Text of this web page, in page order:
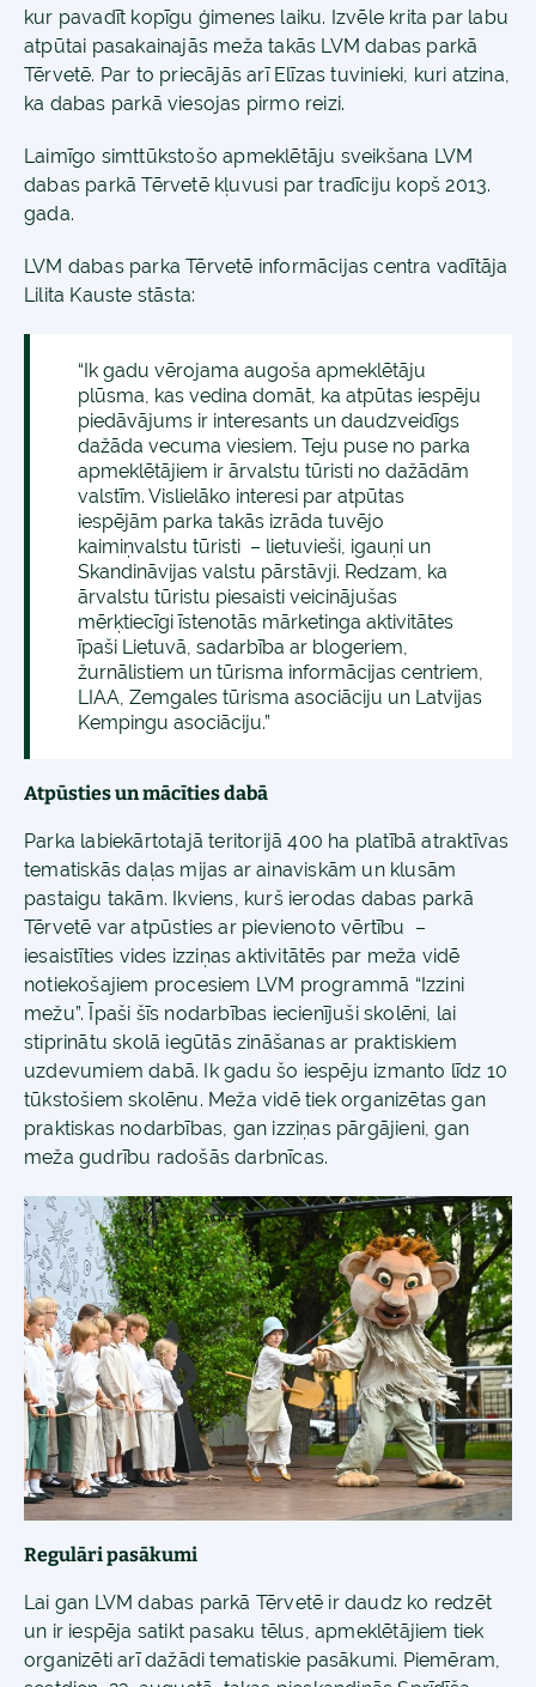
kur pavadīt kopīgu ģimenes laiku. Izvēle krita par labu
atpūtai pasakainajās meža takās LVM dabas parkā
Tērvetē. Par to priecājās arī Elīzas tuvinieki, kuri atzina,
ka dabas parkā viesojas pirmo reizi.
Laimīgo simttūkstošo apmeklētāju sveikšana LVM
dabas parkā Tērvetē kļuvusi par tradīciju kopš 2013.
gada.
LVM dabas parka Tērvetē informācijas centra vadītāja
Lilita Kauste stāsta:
“Ik gadu vērojama augoša apmeklētāju
plūsma, kas vedina domāt, ka atpūtas iespēju
piedāvājums ir interesants un daudzveidīgs
dažāda vecuma viesiem. Teju puse no parka
apmeklētājiem ir ārvalstu tūristi no dažādām
valstīm. Vislielāko interesi par atpūtas
iespējām parka takās izrāda tuvējo
kaimiņvalstu tūristi – lietuvieši, igauņi un
Skandināvijas valstu pārstāvji. Redzam, ka
ārvalstu tūristu piesaisti veicinājušas
mērķtiecīgi īstenotās mārketinga aktivitātes
īpaši Lietuvā, sadarbība ar blogeriem,
žurnālistiem un tūrisma informācijas centriem,
LIAA, Zemgales tūrisma asociāciju un Latvijas
Kempingu asociāciju.”
Atpūsties un mācīties dabā
Parka labiekārtotajā teritorijā 400 ha platībā atraktīvas
tematiskās daļas mijas ar ainaviskām un klusām
pastaigu takām. Ikviens, kurš ierodas dabas parkā
Tērvetē var atpūsties ar pievienoto vērtību –
iesaistīties vides izziņas aktivitātēs par meža vidē
notiekošajiem procesiem LVM programmā “Izzini
mežu”. Īpaši šīs nodarbības iecienījuši skolēni, lai
stiprinātu skolā iegūtās zināšanas ar praktiskiem
uzdevumiem dabā. Ik gadu šo iespēju izmanto līdz 10
tūkstošiem skolēnu. Meža vidē tiek organizētas gan
praktiskas nodarbības, gan izziņas pārgājieni, gan
meža gudrību radošās darbnīcas.
Regulāri pasākumi
Lai gan LVM dabas parkā Tērvetē ir daudz ko redzēt
un ir iespēja satikt pasaku tēlus, apmeklētājiem tiek
organizēti arī dažādi tematiskie pasākumi. Piemēram,